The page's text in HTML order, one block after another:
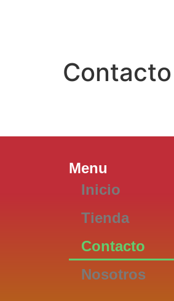
Contacto
Menu
Inicio
Tienda
Contacto
Nosotros